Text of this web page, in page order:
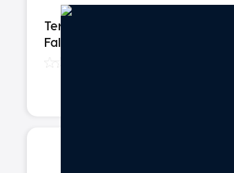
Terminal de Autoatendimento
Falco 21,5"